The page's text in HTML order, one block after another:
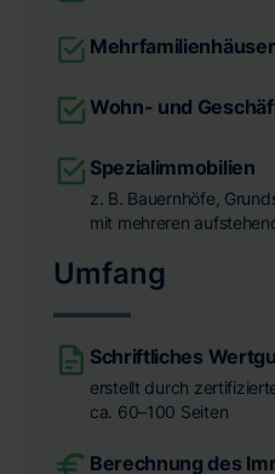
Mehrfamilienhäuser
Wohn- und
Spezialimmobilien
z. B. Bauernhöfe,
mit mehreren
Umfang
Schriftliches
erstellt durch
ca. 60–100 Seiten
Berechnung des